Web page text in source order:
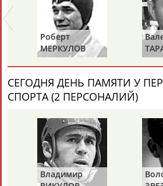
Рамазан
Тагир
Камиль
Камалудин
АБДУЛДАУДОВ
Абдула
АБДУЛЖАЛИЛОВ
ЕЩЁ
ТАРАКАНОВ
СЕГОДНЯ ДЕНЬ ПАМЯТИ У
СПОРТА (2 ПЕРСОНАЛИЙ)
Владимир